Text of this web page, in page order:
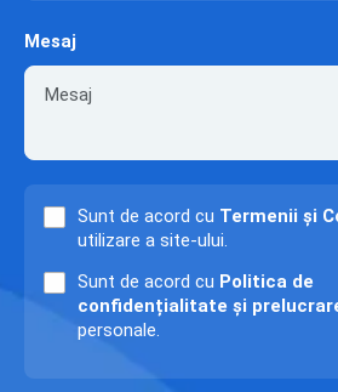
Mesaj
Sunt de acord cu Termenii și
utilizare a site-ului.
Sunt de acord cu Politica de
confidențialitate și
personale.